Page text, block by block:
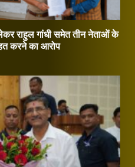
राहुल गांधी समेत तीन नेताओं के
करने का आरोप